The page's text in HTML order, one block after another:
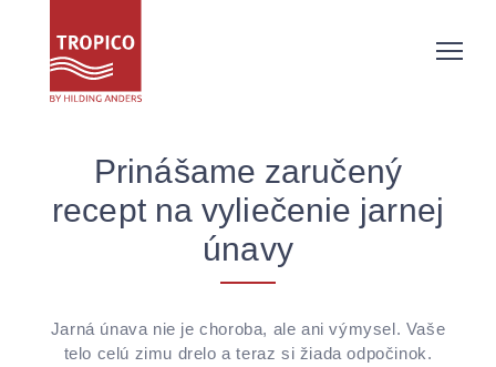
Prinášame zaručený
recept na vyliečenie jarnej
únavy
Jarná únava nie je choroba, ale ani výmysel. Vaše
telo celú zimu drelo a teraz si žiada odpočinok.